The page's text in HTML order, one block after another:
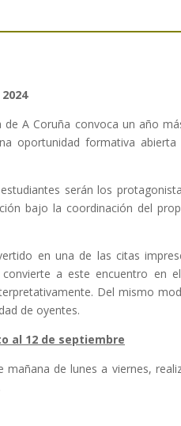
2024
A Coruña convoca un año
oportunidad formativa
serán los
bajo la coordinación del
en una de las citas
a este encuentro en
Del mismo
de oyentes.
al 12 de septiembre
mañana de lunes a viernes,